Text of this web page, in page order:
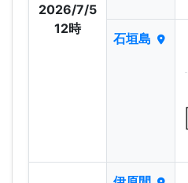
2026/7/5
12時
石垣島